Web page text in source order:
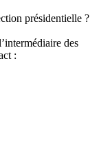
présidentielle ?
des
: